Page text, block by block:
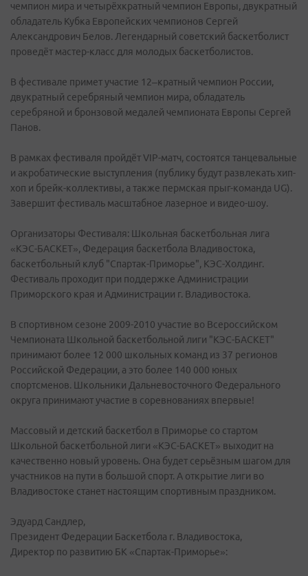
чемпион мира и четырёхкратный чемпион Европы, двукратный
обладатель Кубка Европейских чемпионов Сергей
Александрович Белов. Легендарный советский баскетболист
проведёт мастер-класс для молодых баскетболистов.
В фестивале примет участие 12–кратный чемпион России,
двукратный серебряный чемпион мира, обладатель
серебряной и бронзовой медалей чемпионата Европы Сергей
Панов.
В рамках фестиваля пройдёт VIP-матч, состоятся танцевальные
и акробатические выступления (публику будут развлекать хип-
хоп и брейк-коллективы, а также пермская прыг-команда UG).
Завершит фестиваль масштабное лазерное и видео-шоу.
Организаторы Фестиваля: Школьная баскетбольная лига
«КЭС-БАСКЕТ», Федерация баскетбола Владивостока,
баскетбольный клуб "Спартак-Приморье", КЭС-Холдинг.
Фестиваль проходит при поддержке Администрации
Приморского края и Администрации г. Владивостока.
В спортивном сезоне 2009-2010 участие во Всероссийском
Чемпионата Школьной баскетбольной лиги "КЭС-БАСКЕТ"
принимают более 12 000 школьных команд из 37 регионов
Российской Федерации, а это более 140 000 юных
спортсменов. Школьники Дальневосточного Федерального
округа принимают участие в соревнованиях впервые!
Массовый и детский баскетбол в Приморье со стартом
Школьной баскетбольной лиги «КЭС-БАСКЕТ» выходит на
качественно новый уровень. Она будет серьёзным шагом для
участников на пути в большой спорт. А открытие лиги во
Владивостоке станет настоящим спортивным праздником.
Эдуард Сандлер,
Президент Федерации Баскетбола г. Владивостока,
Директор по развитию БК «Спартак-Приморье»: